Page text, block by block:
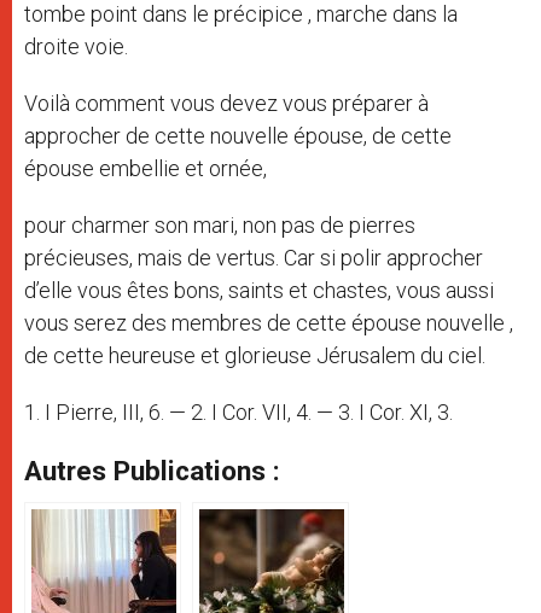
tombe point dans le précipice , marche dans la
droite voie.
Voilà comment vous devez vous préparer à
approcher de cette nouvelle épouse, de cette
épouse embellie et ornée,
pour charmer son mari, non pas de pierres
précieuses, mais de vertus. Car si polir approcher
d’elle vous êtes bons, saints et chastes, vous aussi
vous serez des membres de cette épouse nouvelle ,
de cette heureuse et glorieuse Jérusalem du ciel.
1. I Pierre, III, 6. — 2. I Cor. VII, 4. — 3. I Cor. XI, 3.
Autres Publications :